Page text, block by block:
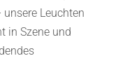
Leuchten
in Szene und